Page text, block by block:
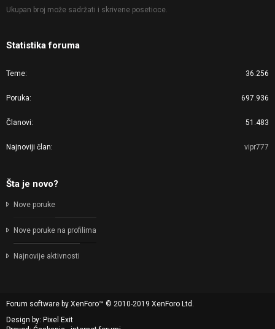
Ukupan broj može sadržati i skrivene posetioce.
Statistika foruma
Teme 36.256
Poruka 697.936
Članovi 51.483
Najnoviji član vipr777
Šta je novo?
Nove poruke
Nove poruke na profilima
Najnovije aktivnosti
Forum software by XenForo™ © 2010-2019 XenForo Ltd.
Design by: Pixel Exit